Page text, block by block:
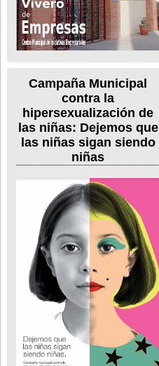
Campaña Municipal
contra la
hipersexualización de
las niñas: Dejemos que
las niñas sigan siendo
niñas